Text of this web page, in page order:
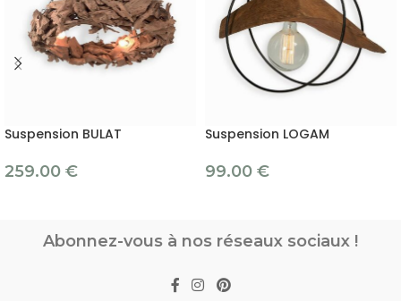
Suspension BULAT
259.00 €
Suspension LOGAM
99.00 €
Abonnez-vous à nos réseaux sociaux !